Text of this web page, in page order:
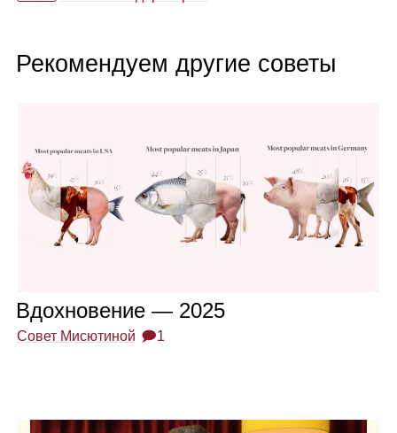
Рекомендуем другие советы
Вдох­но­ве­ние — 2025
Совет Мисютиной 🗩1